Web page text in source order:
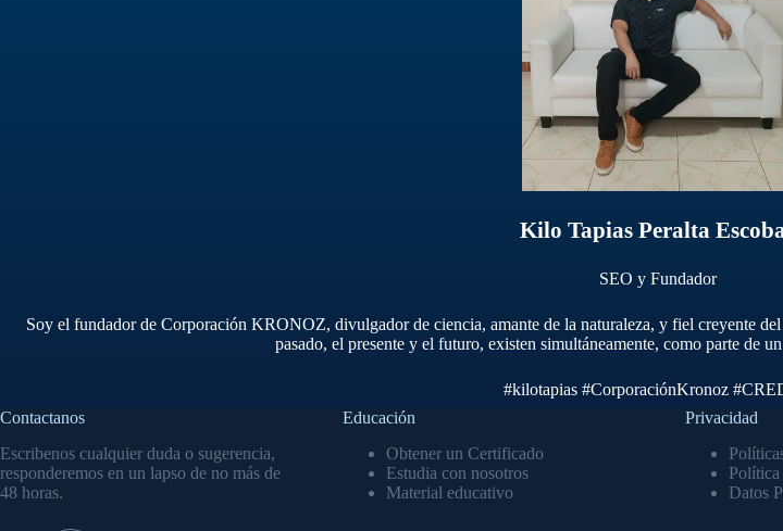
Kilo Tapias Peralta
SEO y Fundador
Soy el fundador de Corporación KRONOZ, divulgador de ciencia, amante de la naturaleza, y fiel creyente
pasado, el presente y el futuro, existen simultáneamente, como parte de
#kilotapias #CorporaciónKronoz
Contactanos
Escribenos cualquier duda o sugerencia,
responderemos en un lapso de no más de
48 horas.
Educación
Obtener un Certificado
Estudia con nosotros
Material educativo
Privacidad
Datos